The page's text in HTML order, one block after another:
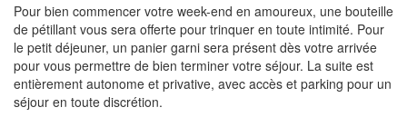
Pour bien commencer votre week-end en amoureux, une bouteille
de pétillant vous sera offerte pour trinquer en toute intimité. Pour
le petit déjeuner, un panier garni sera présent dès votre arrivée
pour vous permettre de bien terminer votre séjour. La suite est
entièrement autonome et privative, avec accès et parking pour un
séjour en toute discrétion.